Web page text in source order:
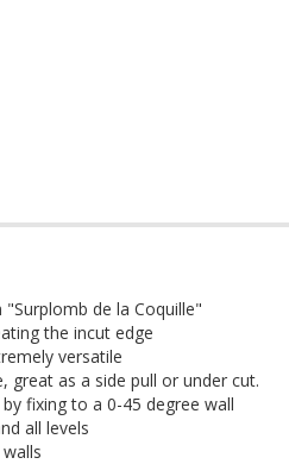
de la Coquille"
the incut edge
versatile
great as a side pull or under cut.
fixing to a 0-45 degree wall
all levels